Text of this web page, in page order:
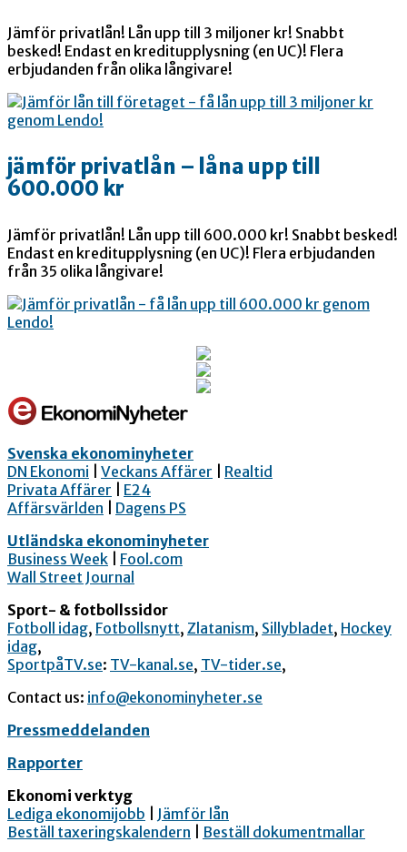
Jämför privatlån! Lån upp till 3 miljoner kr! Snabbt
besked! Endast en kreditupplysning (en UC)! Flera
erbjudanden från olika långivare!
jämför privatlån – låna upp till
600.000 kr
Jämför privatlån! Lån upp till 600.000 kr! Snabbt besked!
Endast en kreditupplysning (en UC)! Flera erbjudanden
från 35 olika långivare!
Svenska ekonominyheter
DN Ekonomi
Veckans Affärer
Realtid
Privata Affärer
E24
Affärsvärlden
Dagens PS
Utländska ekonominyheter
Business Week
Fool.com
Wall Street Journal
Sport- & fotbollssidor
Fotboll idag, Fotbollsnytt, Zlatanism, Sillybladet, Hockey
idag,
SportpåTV.se: TV-kanal.se, TV-tider.se,
Contact us: info@ekonominyheter.se
Pressmeddelanden
Rapporter
Ekonomi verktyg
Lediga ekonomijobb
Jämför lån
Beställ taxeringskalendern
Beställ dokumentmallar